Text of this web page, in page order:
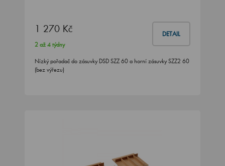
1 270 Kč DETAIL
2 až 4 týdny
Nízký pořadač do zásuvky DSD SZZ 60 a horní zásuvky SZZ2 60
(bez výřezu)